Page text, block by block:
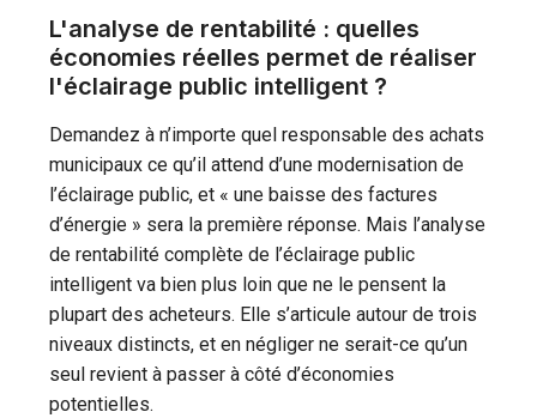
L'analyse de rentabilité : quelles
économies réelles permet de réaliser
l'éclairage public intelligent ?
Demandez à n’importe quel responsable des achats
municipaux ce qu’il attend d’une modernisation de
l’éclairage public, et « une baisse des factures
d’énergie » sera la première réponse. Mais l’analyse
de rentabilité complète de l’éclairage public
intelligent va bien plus loin que ne le pensent la
plupart des acheteurs. Elle s’articule autour de trois
niveaux distincts, et en négliger ne serait-ce qu’un
seul revient à passer à côté d’économies
potentielles.